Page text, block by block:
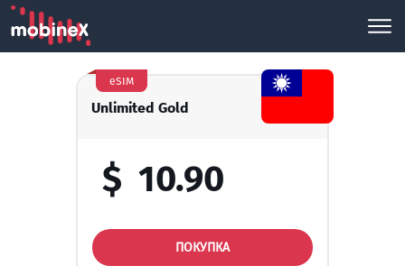
Unlimited Gold
eSIM
$ 10.90
ПОКУПКА